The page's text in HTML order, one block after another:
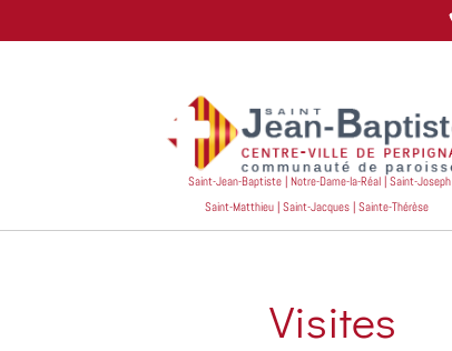
Saint-Jean-Baptiste | Notre-Dame-la-Réal | Saint-Joseph
Saint-Matthieu | Saint-Jacques | Sainte-Thérèse
Visites